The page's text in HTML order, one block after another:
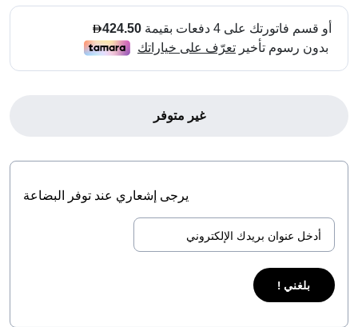
غير متوفر
يرجى إشعاري عند توفر البضاعة
بلغني !